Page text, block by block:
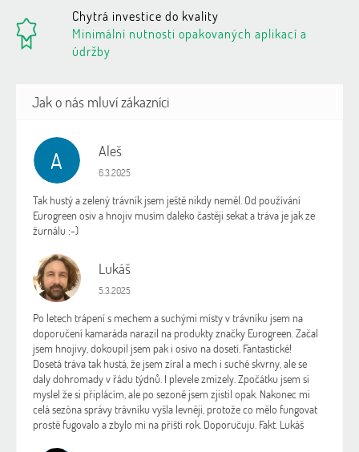
Chytrá investice do kvality
Minimální nutnosti opakovaných aplikací a
údržby
A Aleš
Hodnocení obchodu je 5 z 5 hvězdiček.
6.3.2025
Tak hustý a zelený trávník jsem ještě nikdy neměl. Od používání
Eurogreen osiv a hnojiv musím daleko častěji sekat a tráva je jak ze
žurnálu :-)
L Lukáš
Hodnocení obchodu je 5 z 5 hvězdiček.
5.3.2025
Po letech trápení s mechem a suchými místy v trávníku jsem na
doporučení kamaráda narazil na produkty značky Eurogreen. Začal
jsem hnojivy, dokoupil jsem pak i osivo na dosetí. Fantastické!
Dosetá tráva tak hustá, že jsem zíral a mech i suché skvrny, ale se
daly dohromady v řádu týdnů. I plevele zmizely. Zpočátku jsem si
myslel že si připlácím, ale po sezoně jsem zjistil opak. Nakonec mi
celá sezóna správy trávníku vyšla levněji, protože co mělo fungovat
prostě fugovalo a zbylo mi na příští rok. Doporučuju. Fakt. Lukáš